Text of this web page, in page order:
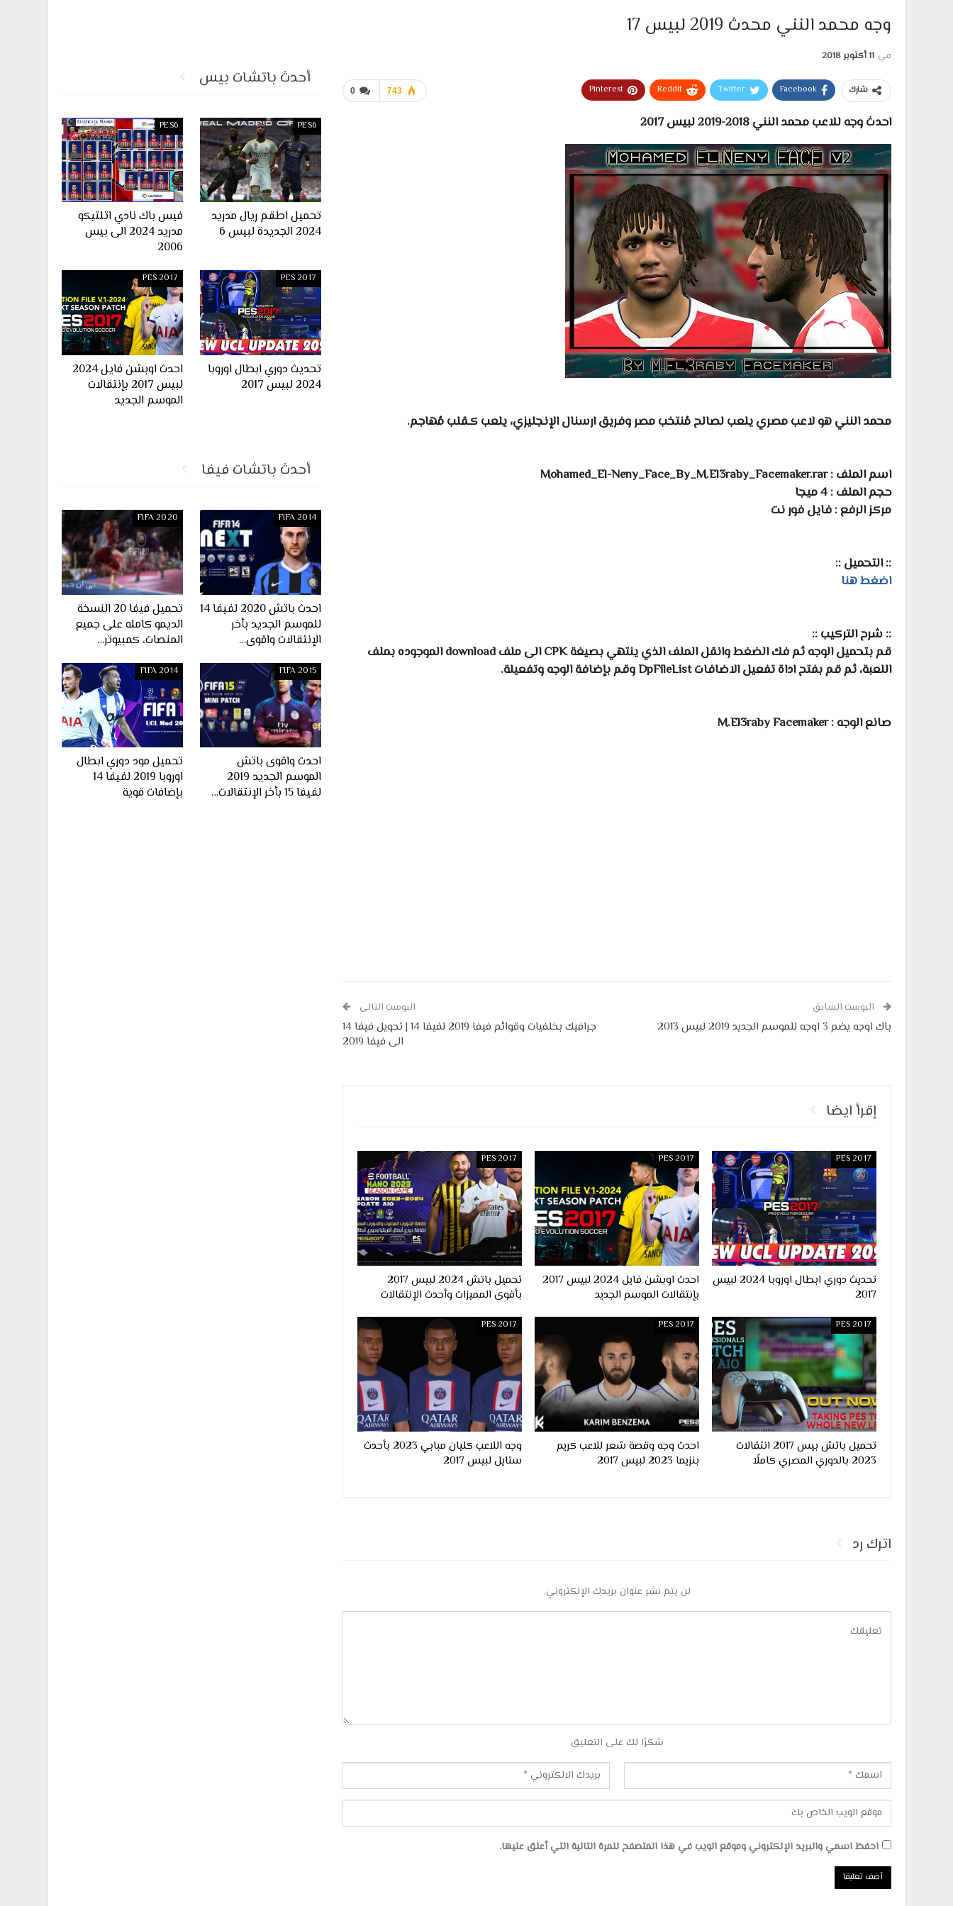
وجه محمد النني محدث 2019 لبيس 17
في 11 أكتوبر 2018
0 743 شارك Facebook
Twitter
ReddIt
Pinterest
احدث وجه للاعب محمد النني 2018-2019 لبيس 2017
محمد النني هو لاعب مصري يلعب لصالح مُنتخب مصر وفريق ارسنال الإنجليزي، يلعب كـقلب مُهاجم.
اسم الملف : Mohamed_El-Neny_Face_By_M.El3raby_Facemaker.rar
حجم الملف : 4 ميجا
مركز الرفع : فايل فور نت
:: التحميل ::
اضغط هنا
:: شرح التركيب ::
قم بتحميل الوجه ثم فك الضغط وانقل الملف الذي ينتهي بصيغة CPK الى ملف download الموجوده بملف
اللعبة، ثم قم بفتح اداة تفعيل الاضافات DpFileList وقم بإضافة الوجه وتفعيلة.
صانع الوجه : M.El3raby Facemaker
البوست السابق
باك اوجه يضم 3 اوجه للموسم الجديد 2019 لبيس 2013
البوست التالي
جرافيك بخلفيات وقوائم فيفا 2019 لفيفا 14 | تحويل فيفا 14
الى فيفا 2019
إقرأ ايضا
PES 2017
تحديث دوري ابطال اوروبا 2024 لبيس
2017
PES 2017
احدث اوبشن فايل 2024 لبيس 2017
بإنتقالات الموسم الجديد
PES 2017
تحميل باتش 2024 لبيس 2017
بأقوى المميزات وأحدث الإنتقالات
PES 2017
تحميل باتش بيس 2017 انتقالات
2023 بالدوري المصري كاملًا
PES 2017
احدث وجه وقصة شعر للاعب كريم
بنزيما 2023 لبيس 2017
PES 2017
وجه اللاعب كليان مبابي 2023 بأحدث
ستايل لبيس 2017
اترك رد
لن يتم نشر عنوان بريدك الإلكتروني.
شكرًا لك على التعليق
احفظ اسمي والبريد الإلكتروني وموقع الويب في هذا المتصفح للمرة التالية التي أعلق عليها.
أحدث باتشات بيس
PES6
تحميل اطقم ريال مدريد
2024 الجديدة لبيس 6
PES6
فيس باك نادي اتلتيكو
مدريد 2024 الى بيس
2006
PES 2017
تحديث دوري ابطال اوروبا
2024 لبيس 2017
PES 2017
احدث اوبشن فايل 2024
لبيس 2017 بإنتقالات
الموسم الجديد
أحدث باتشات فيفا
FIFA 2014
احدث باتش 2020 لفيفا 14
للموسم الجديد بأخر
الإنتقالات واقوى…
FIFA 2020
تحميل فيفا 20 النسخة
الديمو كامله على جميع
المنصات، كمبيوتر…
FIFA 2015
احدث واقوى باتش
الموسم الجديد 2019
لفيفا 15 بأخر الإنتقالات…
FIFA 2014
تحميل مود دوري ابطال
اوروبا 2019 لفيفا 14
بإضافات قوية